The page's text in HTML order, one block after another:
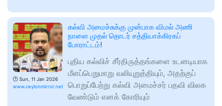
🕑 Sun, 11 Jan 2026
www.ceylonmirror.net
கல்வி அமைச்சுக்கு முன்பாக விமல் அணி
நாளை முதல் தொடர் சத்தியாக்கிரகப்
போராட்டம்!
புதிய கல்விச் சீர்திருத்தங்களை உடனடியாக
மீளப்பெறுமாறு வலியுறுத்தியும், அதற்குப்
பொறுப்பேற்று கல்வி அமைச்சர் பதவி விலக
வேண்டும் எனக் கோரியும்